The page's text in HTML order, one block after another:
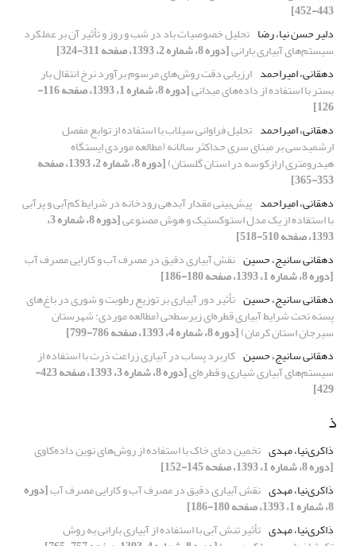
443-452]
دلیر حسن نیا، رضا تحلیل خصوصیات باد در شب و روز و تأثیر آن بر عملکرد
سیستم‌های آبیاری بارانی[دوره 8، شماره 2، 1393، صفحه 311-324]
دهقانی، امیراحمد ارزیابی دقت روش‌های مرسوم برآورد نرخ انتقال بار
بستر با استفاده از داده‌های میدانی [دوره 8، شماره 1، 1393، صفحه 116-
126]
دهقانی، امیراحمد تحلیل فراوانی سیلاب با استفاده از توابع مفصل
ارشمیدسی بر مبنای سری حداکثر سالانه (مطالعه موردی ایستگاه
هیدرومتری ارازکوسه در استان گلستان) [دوره 8، شماره 2، 1393، صفحه
353-365]
دهقانی، امیراحمد پیش‌بینی مقدار آبدهی رودخانه در شرایط کم‌آبی و پرآبی
با استفاده از یک مدل استوکستیک و هوش مصنوعی [دوره 8، شماره 3،
1393، صفحه 510-518]
دهقانی سانیج، حسین نقش آبیاری دقیق در مصرف آب و کارایی مصرف آب
[دوره 8، شماره 1، 1393، صفحه 180-186]
دهقانی سانیج، حسین تأثیر دور آبیاری بر توزیع‌ رطوبت و شوری در باغ‌های
پسته تحت شرایط آبیاری قطره‌ای زیرسطحی (مطالعه موردی: شهرستان
سیرجان استان کرمان)[دوره 8، شماره 4، 1393، صفحه 786-799]
دهقانی سانیج، حسین کاربرد پساب در آبیاری زراعت ذرت با استفاده از
سیستم‌های آبیاری شیاری و قطره‌ای [دوره 8، شماره 3، 1393، صفحه 423-
429]
ذ
ذاکری‌نیا، مهدی تخمین دمای خاک با استفاده از روش‌های نوین داده‌کاوی
[دوره 8، شماره 1، 1393، صفحه 145-152]
ذاکری‌نیا، مهدی نقش آبیاری دقیق در مصرف آب و کارایی مصرف آب[دوره
8، شماره 1، 1393، صفحه 180-186]
ذاکری‌نیا، مهدی تأثیر تنش آبی با استفاده از آبیاری بارانی به روش